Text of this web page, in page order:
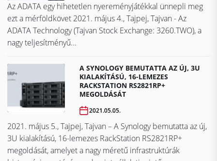
Az ADATA egy hihetetlen nyereményjátékkal ünnepli meg
ezt a mérföldkövet ​​​​​​​2021. május 4., Tajpej, Tajvan - Az
ADATA Technology (Tajvan Stock Exchange: 3260.TWO), a
nagy teljesítményű...
A SYNOLOGY BEMUTATTA AZ ÚJ, 3U
KIALAKÍTÁSÚ, 16-LEMEZES
RACKSTATION RS2821RP+
MEGOLDÁSÁT
2021.05.05.
2021. május 5., Tajpej, Tajvan – A Synology bemutatta az új,
3U kialakítású, 16-lemezes RackStation RS2821RP+
megoldását, amelyet a nagy méretű infrastruktúrák